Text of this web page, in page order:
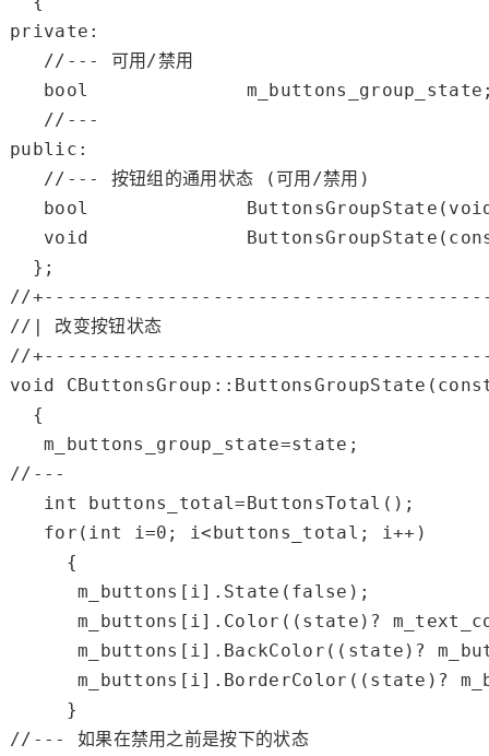
private :
//--- 可用/禁用
bool
//---
public :
//--- 按钮组的通用状态 (可用/禁用)
bool
ButtonsGroupState(
void ButtonsGroupState(
//
//| 改变按钮状态
//
void CButtonsGroup::ButtonsGroupState(
{
//---
int buttons_total=ButtonsTotal();
for ( int i=0 ; i<buttons_total; i++)
{
m_buttons[i].State( false );
m_buttons[i].Color((state)?
m_buttons[i].BackColor((state)?
m_buttons[i].BorderColor((state)?
//--- 如果在禁用之前是按下的状态